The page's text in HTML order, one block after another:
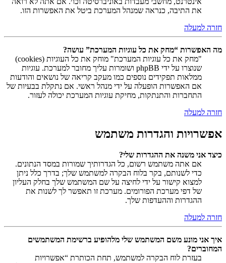
את התיבה, כנראה שמנהל המערכת ביטל את האפשרות הזו.
חזרה למעלה
מה האפשרות “מחק את כל עוגיות המערכת” עושה?
"מחק את כל עוגיות המערכת" מוחק את כל העוגיות (cookies)
שנוצרו על ידי phpBB ושומרות עליך מחובר למערכת. עוגיות
ממלאות תפקידים נוספים כמו מעקב קריאה של נושאים והודעות
אם האפשרות הופעלה על ידי מנהל ראשי. אם נתקלת בבעיות של
התחברות והתנתקות, מחיקת עוגיות המערכת יכולה לעזור.
חזרה למעלה
אפשרויות והגדרות משתמש
כיצד אני משנה את ההגדרות שלי?
אם אתה משתמש רשום, כל הגדרותיך שמורות במסד הנתונים.
כדי לשנותם, בקר בלוח הבקרה למשתמש שלך; בדרך כלל ניתן
למצוא קישור על ידי לחיצה על שם המשתמש שלך בחלק העליון
של דפי מערכת הפורומים. מערכת זו תאפשר לך לשנות את
ההגדרות וההעדפות שלך.
חזרה למעלה
איך אני מונע משם המשתמש שלי מלהופיע ברשימת המשתמשים
המחוברים?
בעזרת לוח הבקרה למשתמש, תחת הכותרת “אפשרויות